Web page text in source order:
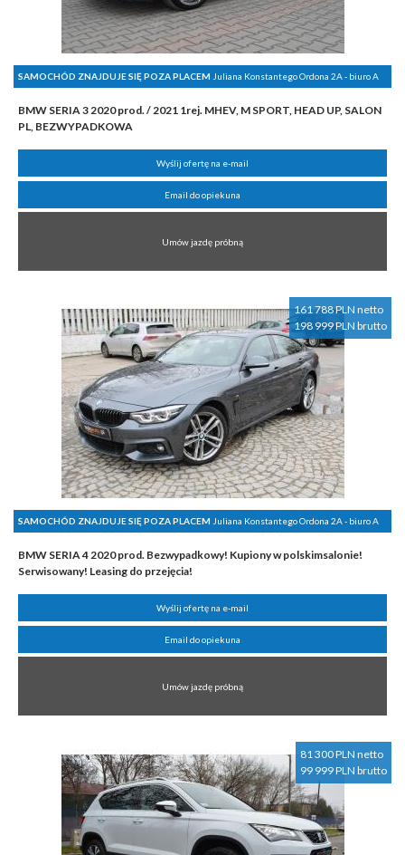
SAMOCHÓD ZNAJDUJE SIĘ POZA PLACEM Juliana Konstantego Ordona 2A - biuro A
BMW SERIA 3 2020 prod. / 2021 1rej. MHEV, M SPORT, HEAD UP, SALON
PL, BEZWYPADKOWA
Wyślij ofertę na e-mail
Email do opiekuna
Umów jazdę próbną
161 788 PLN netto
198 999 PLN brutto
SAMOCHÓD ZNAJDUJE SIĘ POZA PLACEM Juliana Konstantego Ordona 2A - biuro A
BMW SERIA 4 2020 prod. Bezwypadkowy! Kupiony w polskimsalonie!
Serwisowany! Leasing do przejęcia!
Wyślij ofertę na e-mail
Email do opiekuna
Umów jazdę próbną
81 300 PLN netto
99 999 PLN brutto